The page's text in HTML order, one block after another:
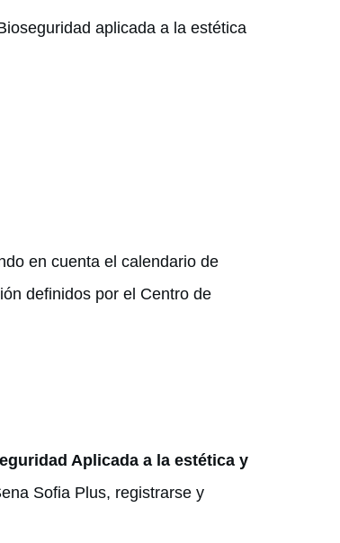
aplicada a la estética
en cuenta el calendario de
definidos por el Centro de
Aplicada a la estética y
Sofia Plus, registrarse y